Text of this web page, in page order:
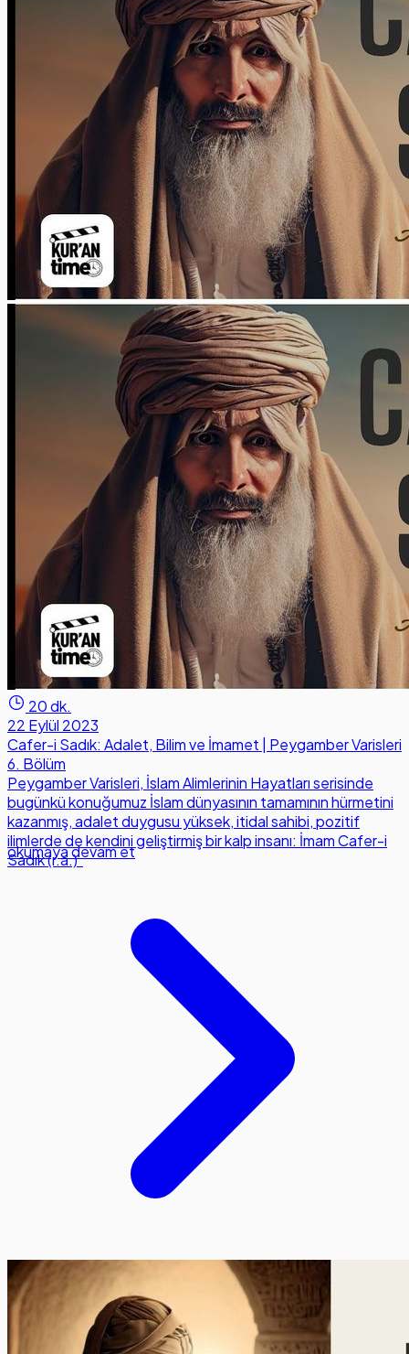
20 dk.
22 Eylül 2023
Cafer-i Sadık: Adalet, Bilim ve İmamet | Peygamber Varisleri
6. Bölüm
Peygamber Varisleri, İslam Alimlerinin Hayatları serisinde
bugünkü konuğumuz İslam dünyasının tamamının hürmetini
kazanmış, adalet duygusu yüksek, itidal sahibi, pozitif
ilimlerde de kendini geliştirmiş bir kalp insanı: İmam Cafer-i
Sadık (r.a.)
okumaya devam et